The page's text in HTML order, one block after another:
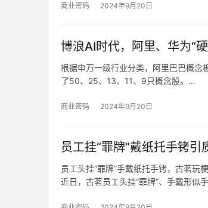
统的设计者、平衡商家和消费者利益的
商业密码 2024年9月20日
博浪AI时代，阿里、华为“
根据申万一级行业分类，阿里巴巴概念
了50、25、13、11、9只概念股。
了220、193、92、65、61只概念股。
商业密码 2024年9月20日
员工挂“罪牌”戴纸托手铐
员工头挂“罪牌”手戴纸托手铐，古茗玩
近日，古茗员工头挂“罪牌”、手戴形似